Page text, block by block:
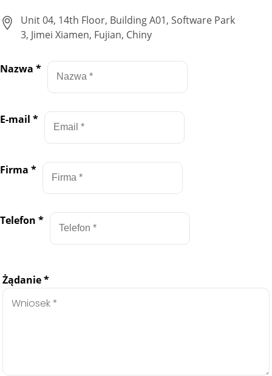
Unit 04, 14th Floor, Building A01, Software Park
3, Jimei Xiamen, Fujian, Chiny
Nazwa *
E-mail *
Firma *
Telefon *
Żądanie*